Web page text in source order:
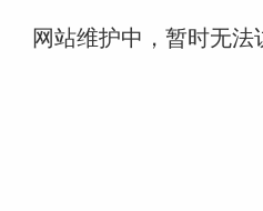
网站维护中，暂时无